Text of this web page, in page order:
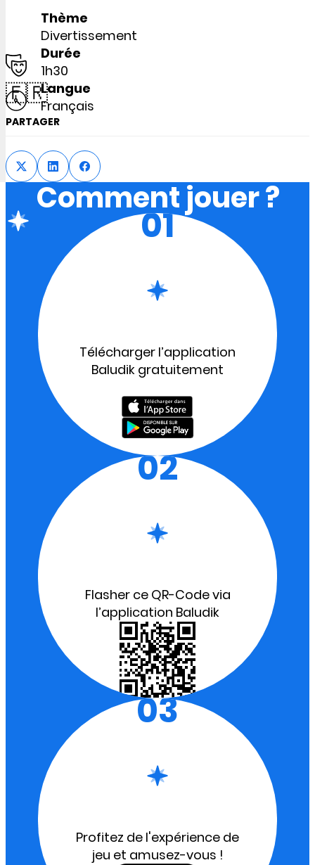
Thème
Divertissement
Durée
1h30
🇫🇷Langue
Français
PARTAGER
Comment jouer ?
01
Télécharger l’application
Baludik gratuitement
02
Flasher ce QR-Code via
l’application Baludik
03
Profitez de l'expérience de
jeu et amusez-vous !